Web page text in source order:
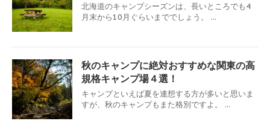
北海道のキャンプシーズンは、長いところでも4
月末から10月ぐらいまででしょう。 ...
秋のキャンプに絶対おすすめな関東の高
規格キャンプ場４選！
キャンプといえば夏を連想する方が多いと思いま
すが、秋のキャンプもまた格別ですよ。 ...